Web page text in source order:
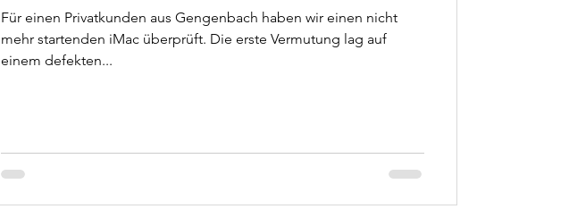
Für einen Privatkunden aus Gengenbach haben wir einen nicht
mehr startenden iMac überprüft. Die erste Vermutung lag auf
einem defekten...